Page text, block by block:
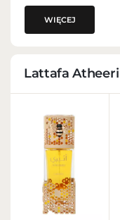
WIĘCEJ
Lattafa Atheeri